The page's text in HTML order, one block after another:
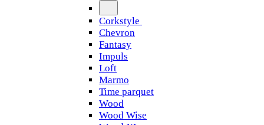
Corkstyle
Chevron
Fantasy
Impuls
Loft
Marmo
Time parquet
Wood
Wood Wise